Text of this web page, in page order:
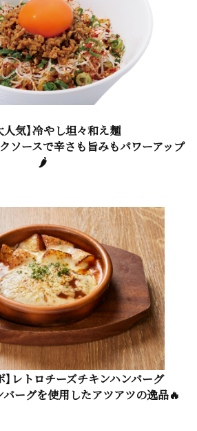
人気】冷やし坦々和え麺
ソースで辛さも旨みもパワーアップ
🌶
】レトロチーズチキンハンバーグ
ーグを使用したアツアツの逸品🔥